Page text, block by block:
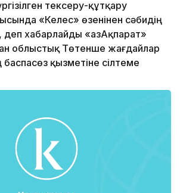
тексеру-құтқару
«Келес» өзенінен сәбидің
хабарлайды «ҚазАқпарат»
облыстық Төтенше жағдайлар
баспасөз қызметіне сілтеме